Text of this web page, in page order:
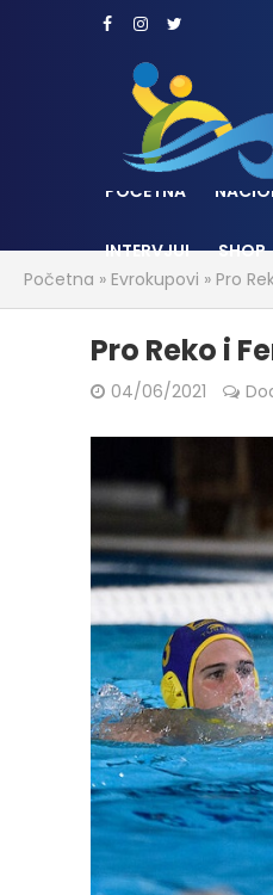
POČETNA
INTERVJUI
SHOP
Početna » Evrokupovi » Pro
Pro Reko i
04/06/2021